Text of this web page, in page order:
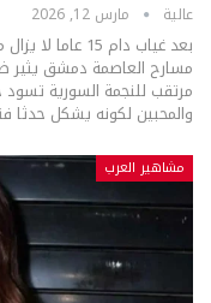
عالية مارس 12, 2026
بعد غياب دام
مسارح العاصمة دمشق يثير
مرتقب للنجمة السورية
والمحبين لكونه يشكل حدثا
مشاهير العرب